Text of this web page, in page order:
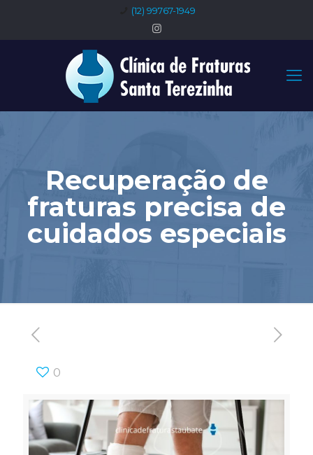
(12) 99767-1949
Recuperação de
fraturas precisa de
cuidados especiais
0